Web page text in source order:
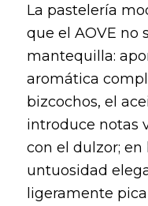
La pastelería
que el AOVE no
mantequilla:
aromática
bizcochos, el
introduce notas
con el dulzor; en
untuosidad
ligeramente